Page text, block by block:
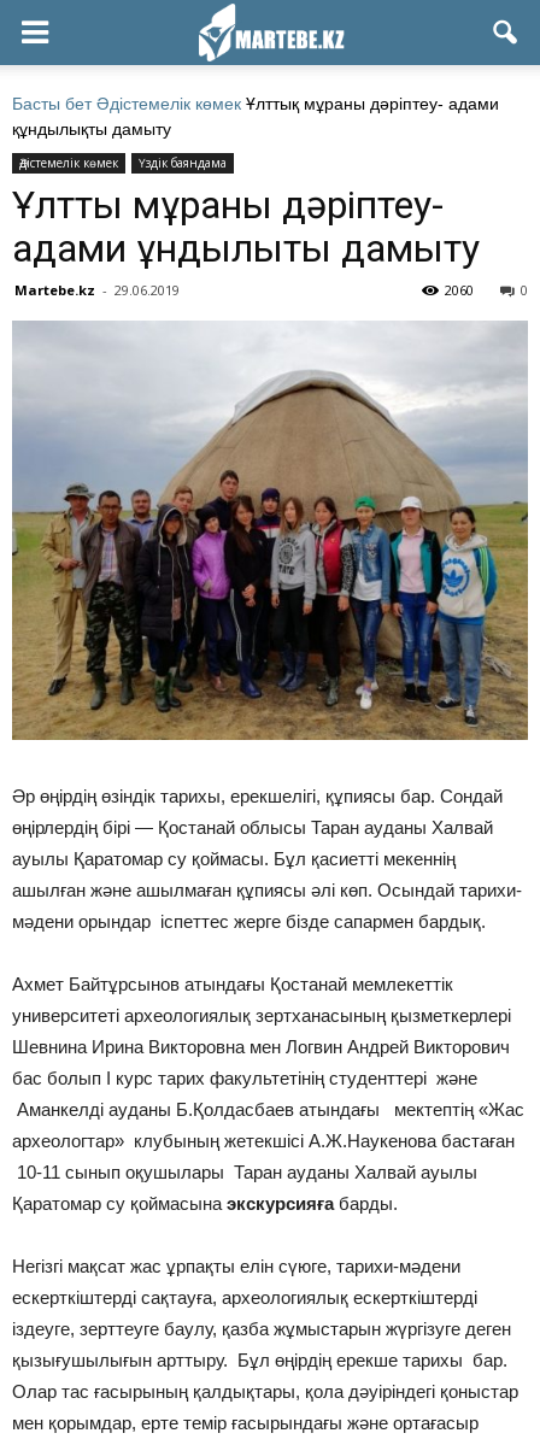
Басты бет Әдістемелік көмек Ұлттық мұраны дәріптеу- адами
құндылықты дамыту
Әдістемелік көмек Үздік баяндама
Ұлттық мұраны дәріптеу-
адами құндылықты дамыту
Martebe.kz - 29.06.2019 0
2060
Әр өңірдің өзіндік тарихы, ерекшелігі, құпиясы бар. Сондай
өңірлердің бірі — Қостанай облысы Таран ауданы Халвай
ауылы Қаратомар су қоймасы. Бұл қасиетті мекеннің
ашылған және ашылмаған құпиясы әлі көп. Осындай тарихи-
мәдени орындар іспеттес жерге бізде сапармен бардық.
Ахмет Байтұрсынов атындағы Қостанай мемлекеттік
университеті археологиялық зертханасының қызметкерлері
Шевнина Ирина Викторовна мен Логвин Андрей Викторович
бас болып І курс тарих факультетінің студенттері және
Аманкелді ауданы Б.Қолдасбаев атындағы мектептің «Жас
археологтар» клубының жетекшісі А.Ж.Наукенова бастаған
10-11 сынып оқушылары Таран ауданы Халвай ауылы
Қаратомар су қоймасына экскурсияғабарды.
Негізгі мақсат жас ұрпақты елін сүюге, тарихи-мәдени
ескерткіштерді сақтауға, археологиялық ескерткіштерді
іздеуге, зерттеуге баулу, қазба жұмыстарын жүргізуге деген
қызығушылығын арттыру. Бұл өңірдің ерекше тарихы бар.
Олар тас ғасырының қалдықтары, қола дәуіріндегі қоныстар
мен қорымдар, ерте темір ғасырындағы және ортағасыр